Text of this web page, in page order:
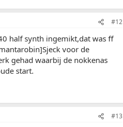
#12
half synth ingemikt,dat was ff
voor de
gehad waarbij de nokkenas
start.
#13